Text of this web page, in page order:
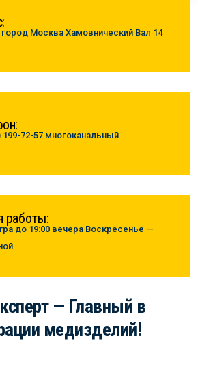
город Москва Хамовнический Вал 14
199-72-57 многоканальный
работы:
до 19:00 вечера Воскресенье —
— Главный в
медизделий!